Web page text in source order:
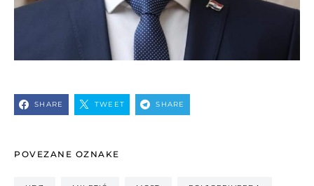
SHARE TWEET SHARE
POVEZANE OZNAKE